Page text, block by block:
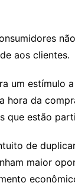
aos clientes.
um estímulo
hora da
que estão
de
maior